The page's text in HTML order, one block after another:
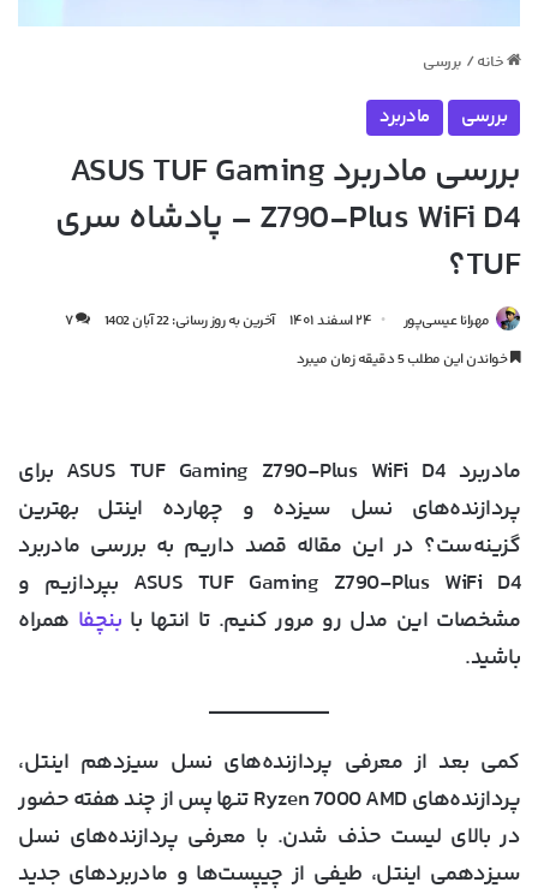
خانه / بررسی
بررسی مادربرد
بررسی مادربرد ASUS TUF Gaming
Z790-Plus WiFi D4 – پادشاه سری
TUF؟
مهرانا عیسی‌پور ۲۴ اسفند ۱۴۰۱ آخرین به روز رسانی: 22 آبان 1402
۷
خواندن این مطلب 5 دقیقه زمان میبرد
مادربرد ASUS TUF Gaming Z790-Plus WiFi D4 برای
پردازنده‌‎های نسل سیزده و چهارده اینتل بهترین
گزینه‌ست؟ در این مقاله قصد داریم به بررسی مادربرد
ASUS TUF Gaming Z790-Plus WiFi D4 بپردازیم و
مشخصات این مدل رو مرور کنیم. تا انتها با بنچفا همراه
باشید.
کمی بعد از معرفی پردازنده‌های نسل سیزدهم اینتل،
پردازنده‌های Ryzen 7000 AMD تنها پس از چند هفته حضور
در بالای لیست حذف شدن. با معرفی پردازنده‌های نسل
سیزدهمی اینتل، طیفی از چیپست‌ها و مادربردهای جدید